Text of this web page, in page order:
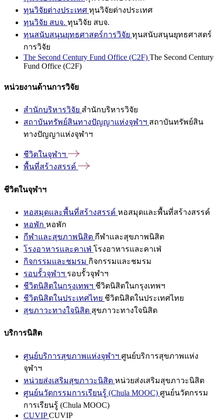
ทุนวิจัยต่างประเทศ ทุนวิจัยต่างประเทศ
ทุนวิจัย สบจ. ทุนวิจัย สบจ.
ทุนสนับสนุนยุทธศาสตร์การวิจัย ทุนสนับสนุนยุทธศาสตร์
การวิจัย
The Second Century Fund Office (C2F) The Second Century
Fund Office (C2F)
หน่วยงานด้านการวิจัย
สำนักบริหารวิจัย สำนักบริหารวิจัย
สถาบันทรัพย์สินทางปัญญาแห่งจุฬาฯ สถาบันทรัพย์สิน
ทางปัญญาแห่งจุฬาฯ
ชีวิตในจุฬาฯ
พื้นที่สร้างสรรค์
ชีวิตในจุฬาฯ
หอสมุดและพื้นที่สร้างสรรค์ หอสมุดและพื้นที่สร้างสรรค์
หอพัก หอพัก
กีฬาและสุขภาพนิสิต กีฬาและสุขภาพนิสิต
โรงอาหารและคาเฟ่ โรงอาหารและคาเฟ่
กิจกรรมและชมรม กิจกรรมและชมรม
รอบรั้วจุฬาฯ รอบรั้วจุฬาฯ
ชีวิตนิสิตในกรุงเทพฯ ชีวิตนิสิตในกรุงเทพฯ
ชีวิตนิสิตในประเทศไทย ชีวิตนิสิตในประเทศไทย
สุขภาวะทางใจนิสิต สุขภาวะทางใจนิสิต
บริการนิสิต
ศูนย์บริการสุขภาพแห่งจุฬาฯ ศูนย์บริการสุขภาพแห่ง
จุฬาฯ
หน่วยส่งเสริมสุขภาวะนิสิต หน่วยส่งเสริมสุขภาวะนิสิต
ศูนย์นวัตกรรมการเรียนรู้ (Chula MOOC) ศูนย์นวัตกรรม
การเรียนรู้ (Chula MOOC)
CUVIPCUVIP